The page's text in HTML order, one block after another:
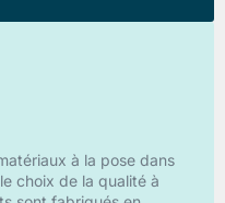
à la pose dans
choix de la qualité à